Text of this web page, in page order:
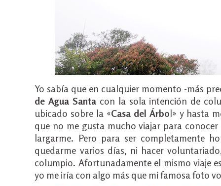
Yo sabía que en cualquier momento -más
de Agua Santa con la sola intención de
ubicado sobre la «Casa del Árbol» y hasta
que no me gusta mucho viajar para
largarme. Pero para ser completamente
quedarme varios días, ni hacer
columpio. Afortunadamente el mismo viaje
yo me iría con algo más que mi famosa foto